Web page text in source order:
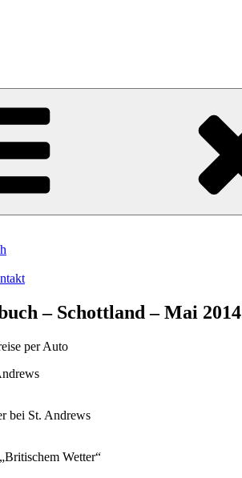
– Schottland – Mai 2014
per Auto
bei St. Andrews
Wetter“